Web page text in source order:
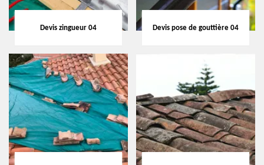
Devis zingueur 04 Devis pose de gouttière 04